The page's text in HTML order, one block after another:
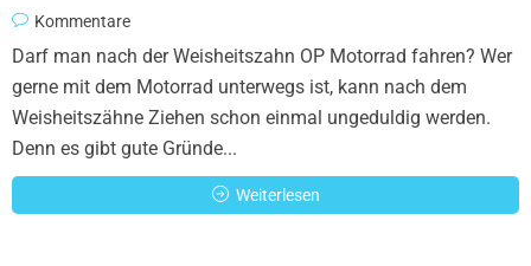
Kommentare
Darf man nach der Weisheitszahn OP Motorrad fahren? Wer
gerne mit dem Motorrad unterwegs ist, kann nach dem
Weisheitszähne Ziehen schon einmal ungeduldig werden.
Denn es gibt gute Gründe...
Weiterlesen